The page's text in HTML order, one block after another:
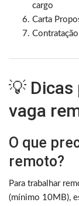
cargo
Carta
Contratação
💡
vaga
O que
remoto?
Para trabalhar
(mínimo 10MB),